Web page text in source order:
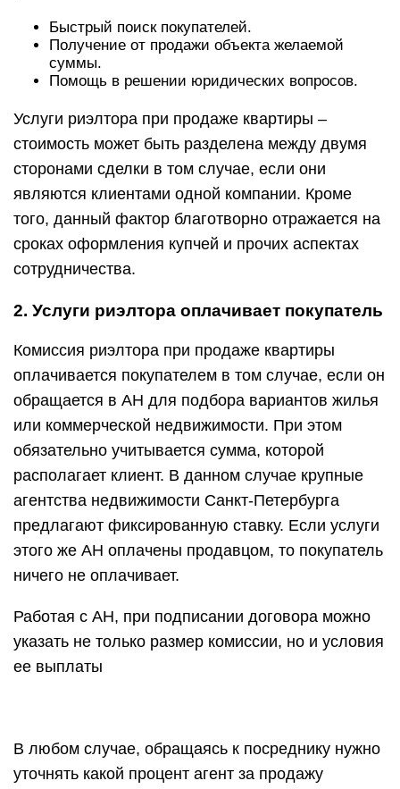
Быстрый поиск покупателей.
Получение от продажи объекта желаемой
суммы.
Помощь в решении юридических вопросов.
Услуги риэлтора при продаже квартиры –
стоимость может быть разделена между двумя
сторонами сделки в том случае, если они
являются клиентами одной компании. Кроме
того, данный фактор благотворно отражается на
сроках оформления купчей и прочих аспектах
сотрудничества.
2. Услуги риэлтора оплачивает покупатель
Комиссия риэлтора при продаже квартиры
оплачивается покупателем в том случае, если он
обращается в АН для подбора вариантов жилья
или коммерческой недвижимости. При этом
обязательно учитывается сумма, которой
располагает клиент. В данном случае крупные
агентства недвижимости Санкт-Петербурга
предлагают фиксированную ставку. Если услуги
этого же АН оплачены продавцом, то покупатель
ничего не оплачивает.
Работая с АН, при подписании договора можно
указать не только размер комиссии, но и условия
ее выплаты
В любом случае, обращаясь к посреднику нужно
уточнять какой процент агент за продажу